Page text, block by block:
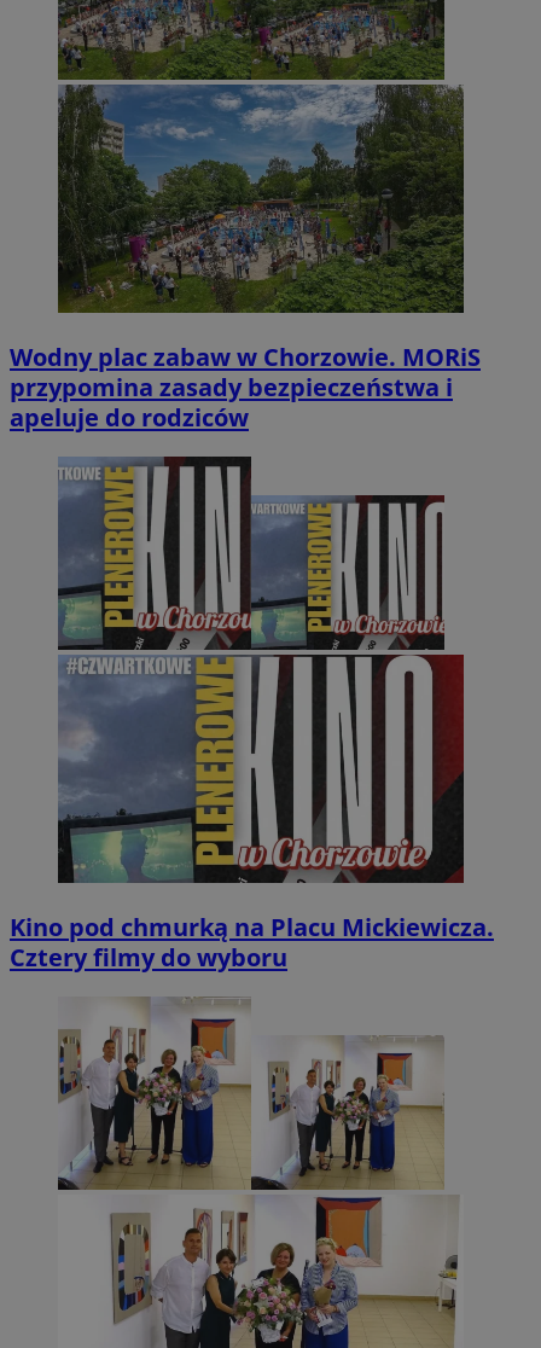
Wodny plac zabaw w Chorzowie. MORiS
przypomina zasady bezpieczeństwa i
apeluje do rodziców
Kino pod chmurką na Placu Mickiewicza.
Cztery filmy do wyboru